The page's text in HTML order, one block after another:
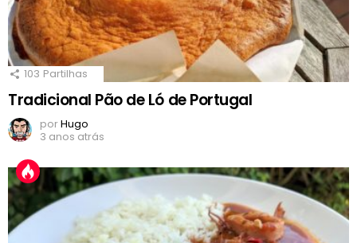
103 Partilhas
Tradicional Pão de Ló de Portugal
porHugo
3 anos atrás